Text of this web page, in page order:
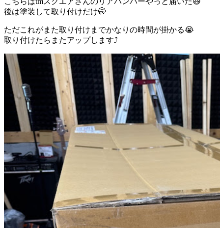
後は塗装して取り付けだけ🤭
ただこれがまた取り付けまでかなりの時間が掛かる😭
取り付けたらまたアップします⤴️